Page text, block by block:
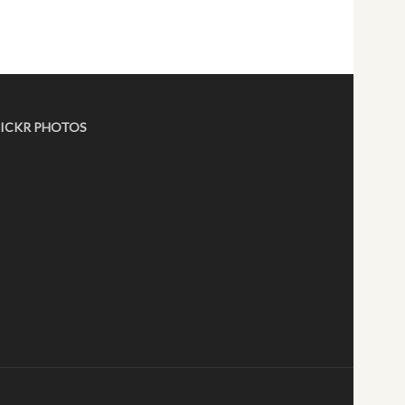
PHOTOS